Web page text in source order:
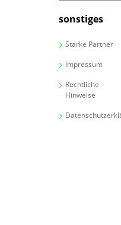
sonstiges
Starke Partner
Impressum
Rechtliche
Hinweise